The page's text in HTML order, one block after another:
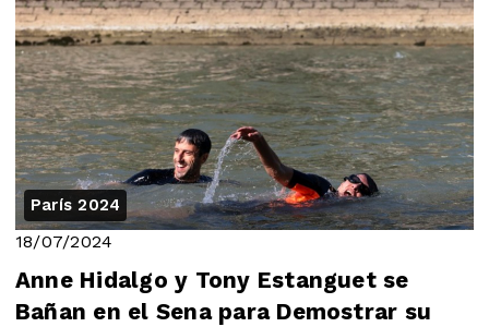
París 2024
18/07/2024
Anne Hidalgo y Tony Estanguet se
Bañan en el Sena para Demostrar su